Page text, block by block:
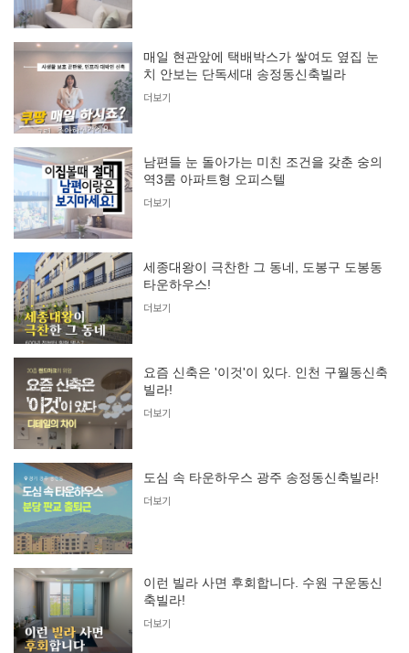
매일 현관앞에 택배박스가 쌓여도 옆집 눈
치 안보는 단독세대 송정동신축빌라
더보기
남편들 눈 돌아가는 미친 조건을 갖춘 숭의
역3룸 아파트형 오피스텔
더보기
세종대왕이 극찬한 그 동네, 도봉구 도봉동
타운하우스!
더보기
요즘 신축은 '이것'이 있다. 인천 구월동신축
빌라!
더보기
도심 속 타운하우스 광주 송정동신축빌라!
더보기
이런 빌라 사면 후회합니다. 수원 구운동신
축빌라!
더보기